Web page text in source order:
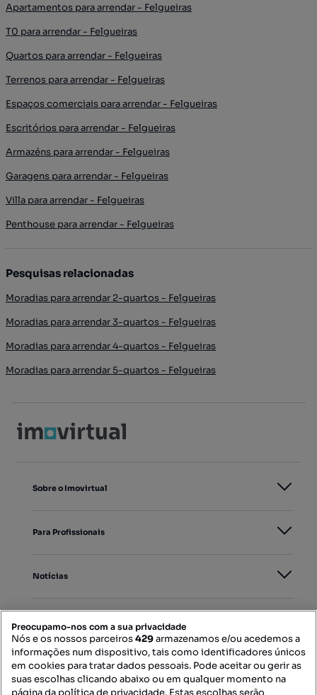
Apartamentos para arrendar - Felgueiras
T0 para arrendar - Felgueiras
Quartos para arrendar - Felgueiras
Terrenos para arrendar - Felgueiras
Espaços comerciais para arrendar - Felgueiras
Escritórios para arrendar - Felgueiras
Armazéns para arrendar - Felgueiras
Garagens para arrendar - Felgueiras
Villa para arrendar - Felgueiras
Penthouse para arrendar - Felgueiras
Pesquisas relacionadas
Moradias para arrendar 2-quartos - Felgueiras
Moradias para arrendar 3-quartos - Felgueiras
Moradias para arrendar 4-quartos - Felgueiras
Moradias para arrendar 5-quartos - Felgueiras
Sobre o Imovirtual
Para Profissionais
Notícias
Mapa do Site
Preocupamo-nos com a sua privacidade
Nós e os nossos parceiros429armazenamos e/ou acedemos a
informações num dispositivo, tais como identificadores únicos
em cookies para tratar dados pessoais. Pode aceitar ou gerir as
suas escolhas clicando abaixo ou em qualquer momento na
página da política de privacidade. Estas escolhas serão